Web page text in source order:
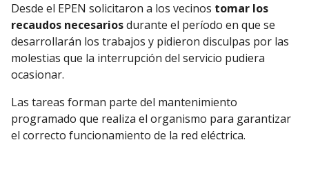
Desde el EPEN solicitaron a los vecinos tomar los
recaudos necesariosdurante el período en que se
desarrollarán los trabajos y pidieron disculpas por las
molestias que la interrupción del servicio pudiera
ocasionar.
Las tareas forman parte del mantenimiento
programado que realiza el organismo para garantizar
el correcto funcionamiento de la red eléctrica.